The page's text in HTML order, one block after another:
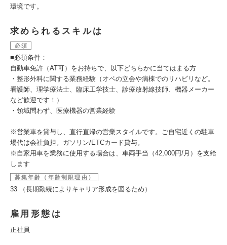
環境です。
求められるスキルは
必須
■必須条件：
自動車免許（AT可）をお持ちで、以下どちらかに当てはまる方
・整形外科に関する業務経験（オペの立会や病棟でのリハビリなど。
看護師、理学療法士、臨床工学技士、診療放射線技師、機器メーカー
など歓迎です！）
・領域問わず、医療機器の営業経験
※営業車を貸与し、直行直帰の営業スタイルです。ご自宅近くの駐車
場代は会社負担。ガソリン/ETCカード貸与。
※自家用車を業務に使用する場合は、車両手当（42,000円/月）を支給
します
募集年齢（年齢制限理由）
33 （長期勤続によりキャリア形成を図るため）
雇用形態は
正社員